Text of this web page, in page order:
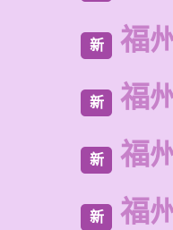
新 福
新 福
新 福
新 福